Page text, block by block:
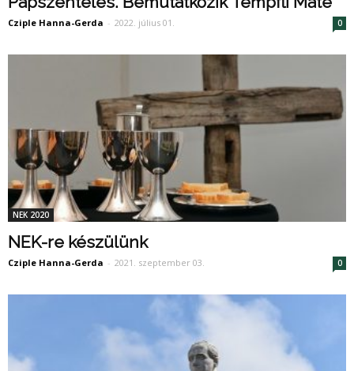
Cziple Hanna-Gerda - 2022. július 01. 0
NEK 2020
NEK-re készülünk
Cziple Hanna-Gerda - 2021. szeptember 03. 0